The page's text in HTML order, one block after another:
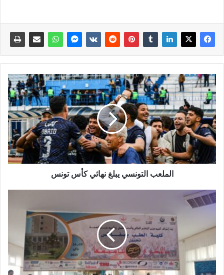
الملعب التونسي يبلغ نهائي كأس تونس